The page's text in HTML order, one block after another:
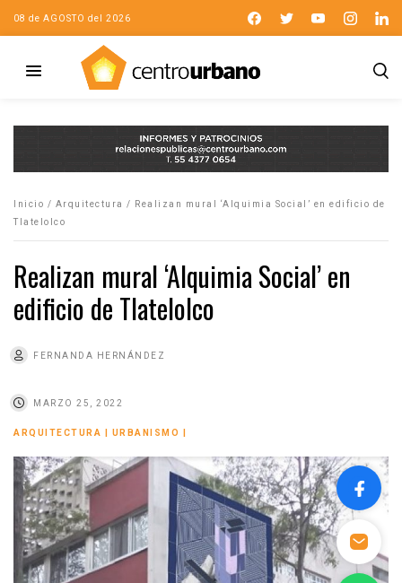
08 de AGOSTO del 2026
Inicio / Arquitectura /
Realizan mural ‘Alquimia Social’ en edificio de
Tlatelolco
Realizan mural ‘Alquimia Social’ en
edificio de Tlatelolco
FERNANDA HERNÁNDEZ
MARZO 25, 2022
ARQUITECTURA URBANISMO